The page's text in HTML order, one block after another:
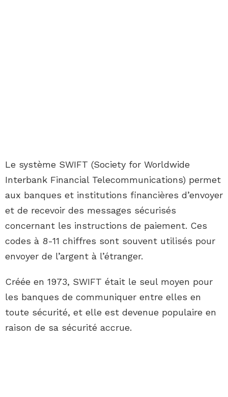
Le système SWIFT (Society for Worldwide
Interbank Financial Telecommunications) permet
aux banques et institutions financières d’envoyer
et de recevoir des messages sécurisés
concernant les instructions de paiement. Ces
codes à 8-11 chiffres sont souvent utilisés pour
envoyer de l’argent à l’étranger.
Créée en 1973, SWIFT était le seul moyen pour
les banques de communiquer entre elles en
toute sécurité, et elle est devenue populaire en
raison de sa sécurité accrue.